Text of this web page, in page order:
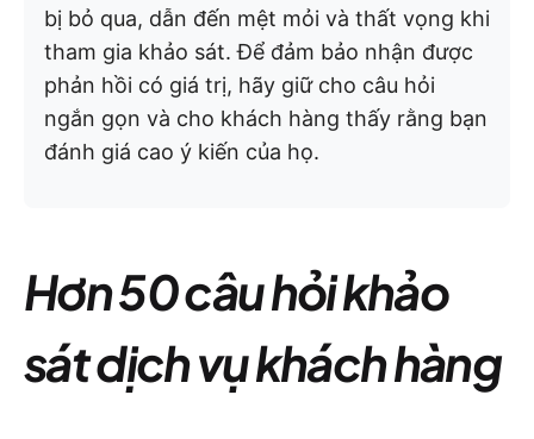
bị bỏ qua, dẫn đến mệt mỏi và thất vọng khi
tham gia khảo sát. Để đảm bảo nhận được
phản hồi có giá trị, hãy giữ cho câu hỏi
ngắn gọn và cho khách hàng thấy rằng bạn
đánh giá cao ý kiến của họ.
Hơn 50 câu hỏi khảo
sát dịch vụ khách hàng